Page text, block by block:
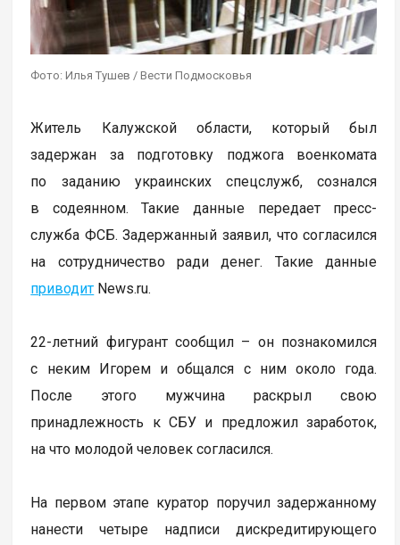
Фото: Илья Тушев / Вести Подмосковья
Житель Калужской области, который был
задержан за подготовку поджога военкомата
по заданию украинских спецслужб, сознался
в содеянном. Такие данные передает пресс-
служба ФСБ. Задержанный заявил, что согласился
на сотрудничество ради денег. Такие данные
приводит News.ru.
22-летний фигурант сообщил – он познакомился
с неким Игорем и общался с ним около года.
После этого мужчина раскрыл свою
принадлежность к СБУ и предложил заработок,
на что молодой человек согласился.
На первом этапе куратор поручил задержанному
нанести четыре надписи дискредитирующего